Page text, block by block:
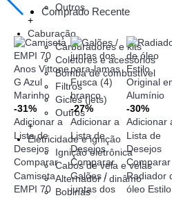
Outros
+
Caburação
Carburadores e kits
Coletores e acessórios
Bomba de combustível
Filtros
Gicles (jets)
Outros
+
Eletricidade e ignição
Ignição eletrônica
Cabos de vela e velas
Alternador / dinâmo
Bobinas
Comprado Recente
-31%
Adicionar a
Lista de
Desejos
Comparar
Camiseta
EMPI 70
-27%
Adicionar a
Lista de
Desejos
Comparar
Galões /
juntas dos
-30%
Adicionar
Lista de
Desejos
Comparar
Radiador
óleo Estilo